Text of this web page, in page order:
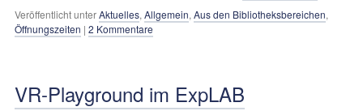
Veröffentlicht unterAktuelles, Allgemein, Aus den Bibliotheksbereichen,
Öffnungszeiten | 2 Kommentare
VR-Playground im ExpLAB